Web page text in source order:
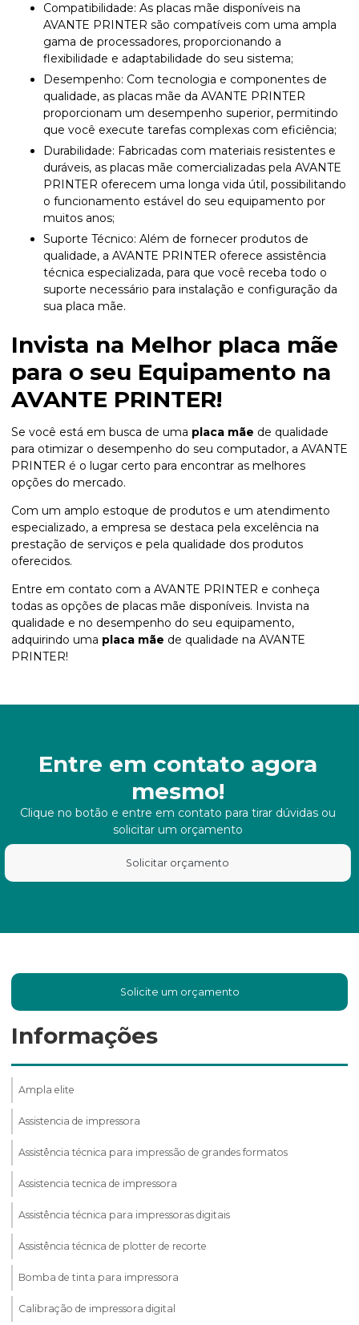
Compatibilidade: As placas mãe disponíveis na
AVANTE PRINTER são compatíveis com uma ampla
gama de processadores, proporcionando a
flexibilidade e adaptabilidade do seu sistema;
Desempenho: Com tecnologia e componentes de
qualidade, as placas mãe da AVANTE PRINTER
proporcionam um desempenho superior, permitindo
que você execute tarefas complexas com eficiência;
Durabilidade: Fabricadas com materiais resistentes e
duráveis, as placas mãe comercializadas pela AVANTE
PRINTER oferecem uma longa vida útil, possibilitando
o funcionamento estável do seu equipamento por
muitos anos;
Suporte Técnico: Além de fornecer produtos de
qualidade, a AVANTE PRINTER oferece assistência
técnica especializada, para que você receba todo o
suporte necessário para instalação e configuração da
sua placa mãe.
Invista na Melhor placa mãe
para o seu Equipamento na
AVANTE PRINTER!
Se você está em busca de uma placa mãe de qualidade
para otimizar o desempenho do seu computador, a AVANTE
PRINTER é o lugar certo para encontrar as melhores
opções do mercado.
Com um amplo estoque de produtos e um atendimento
especializado, a empresa se destaca pela excelência na
prestação de serviços e pela qualidade dos produtos
oferecidos.
Entre em contato com a AVANTE PRINTER e conheça
todas as opções de placas mãe disponíveis. Invista na
qualidade e no desempenho do seu equipamento,
adquirindo uma placa mãe de qualidade na AVANTE
PRINTER!
Entre em contato agora
mesmo!
Clique no botão e entre em contato para tirar dúvidas ou
solicitar um orçamento
Solicitar orçamento
Solicite um orçamento
Informações
Ampla elite
Assistencia de impressora
Assistência técnica para impressão de grandes formatos
Assistencia tecnica de impressora
Assistência técnica para impressoras digitais
Assistência técnica de plotter de recorte
Bomba de tinta para impressora
Calibração de impressora digital